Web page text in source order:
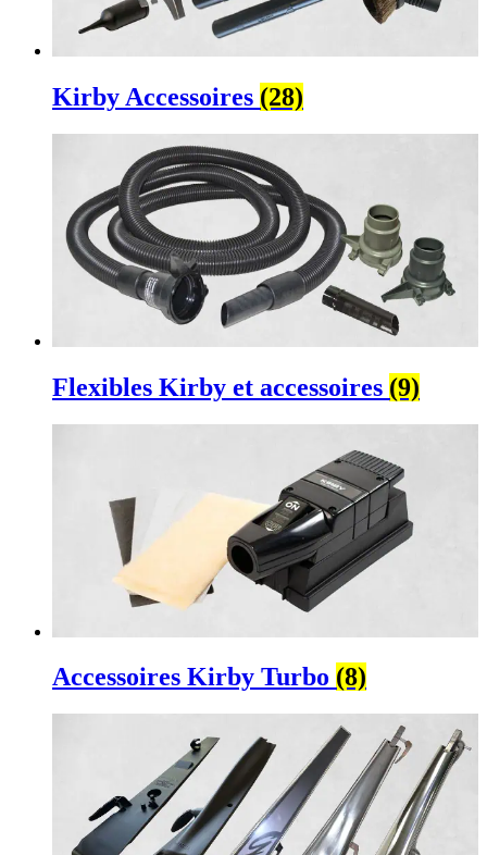
Kirby Accessoires (28)
Flexibles Kirby et accessoires (9)
Accessoires Kirby Turbo (8)